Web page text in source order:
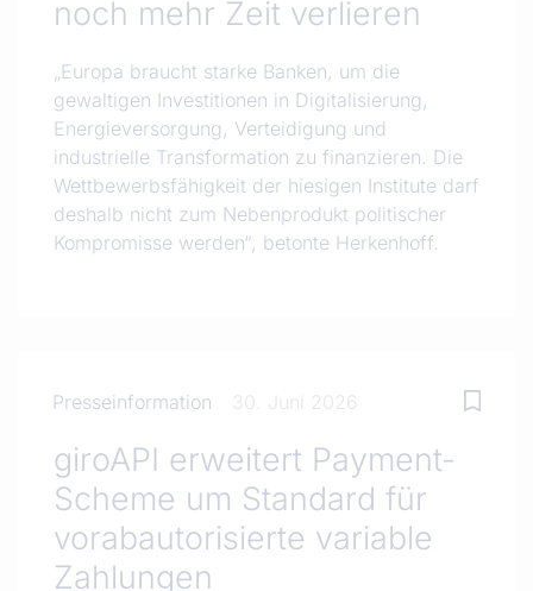
noch mehr Zeit verlieren
„Europa braucht starke Banken, um die
gewaltigen Investitionen in Digitalisierung,
Energieversorgung, Verteidigung und
industrielle Transformation zu finanzieren. Die
Wettbewerbsfähigkeit der hiesigen Institute darf
deshalb nicht zum Nebenprodukt politischer
Kompromisse werden“, betonte Herkenhoff.
Presseinformation 30. Juni 2026
giroAPI erweitert Payment-
Scheme um Standard für
vorabautorisierte variable
Zahlungen